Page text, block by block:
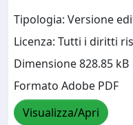
Tipologia: Versione
Licenza: Tutti i diritti
Dimensione 828.85 kB
Formato Adobe PDF
Visualizza/Apri